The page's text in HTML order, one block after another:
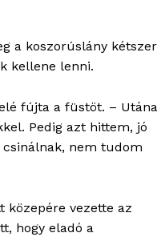
a koszorúslány kétszer
kellene lenni.
fújta a füstöt. – Utána
Pedig azt hittem, jó
nem tudom
közepére vezette az
hogy eladó a